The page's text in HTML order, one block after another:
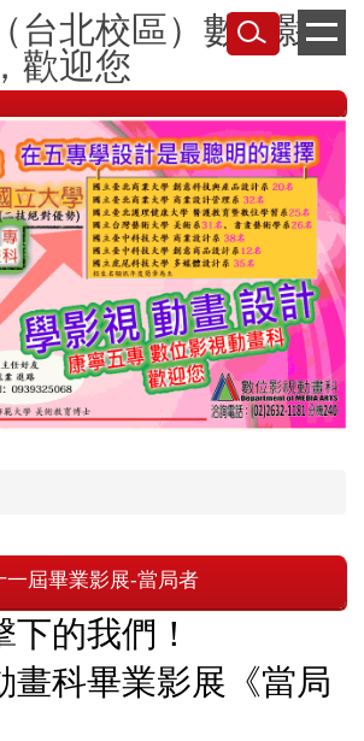
台北校區）數位影
歡迎您
一屆畢業影展-當局者
的我們！
畫科畢業影展《當局